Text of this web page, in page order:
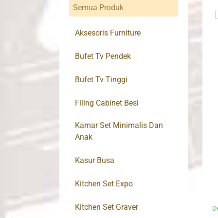
Semua Produk
Aksesoris Furniture
Bufet Tv Pendek
Bufet Tv Tinggi
Filing Cabinet Besi
Kamar Set Minimalis Dan
Anak
Kasur Busa
Kitchen Set Expo
Kitchen Set Graver